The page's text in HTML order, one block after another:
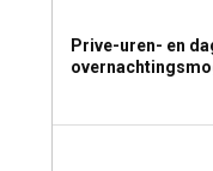
Prive-uren- en